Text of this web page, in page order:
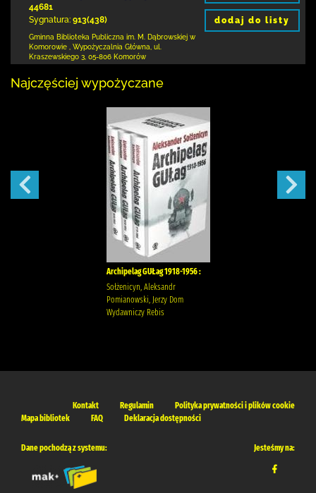
44681
Sygnatura: 913(438)
Gminna Biblioteka Publiczna im. M. Dąbrowskiej w
Komorowie
Wypożyczalnia Główna, ul.
Kraszewskiego 3 05-806 Komorów
dodaj do listy
Najczęściej wypożyczane
Archipelag GUŁag 1918-1956 :
Sołżenicyn, Aleksandr
Pomianowski, Jerzy Dom
Wydawniczy Rebis
Kontakt Regulamin
Polityka prywatności i plików cookie
Mapa bibliotek
FAQ Deklaracja dostępności
Dane pochodzą z systemu: Jesteśmy na: